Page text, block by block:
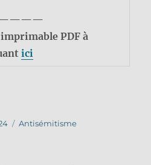
PDF à
ici
Catégories
Antisémitisme